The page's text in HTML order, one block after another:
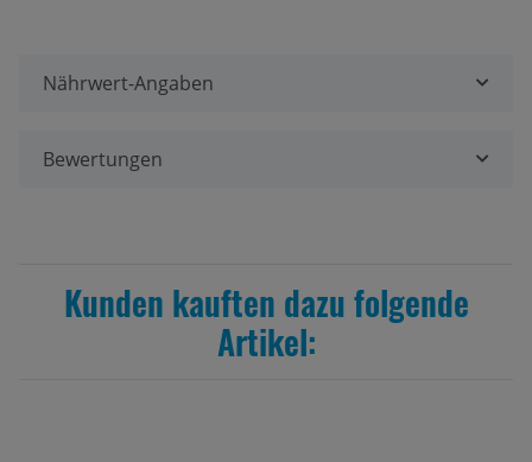
Nährwert-Angaben
Bewertungen
Kunden kauften dazu folgende
Artikel: